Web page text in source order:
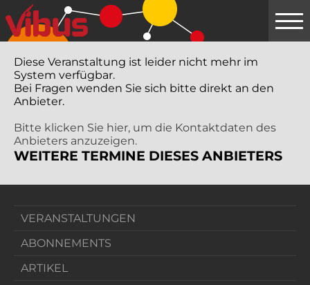
Springe
zum
Hauptinhalt
Diese Veranstaltung ist leider nicht mehr im
System verfügbar.
Bei Fragen wenden Sie sich bitte direkt an den
Anbieter.
Bitte klicken Sie hier, um die Kontaktdaten des
Anbieters anzuzeigen.
WEITERE TERMINE DIESES ANBIETERS
VERANSTALTUNGEN
ABONNEMENTS
ARTIKEL